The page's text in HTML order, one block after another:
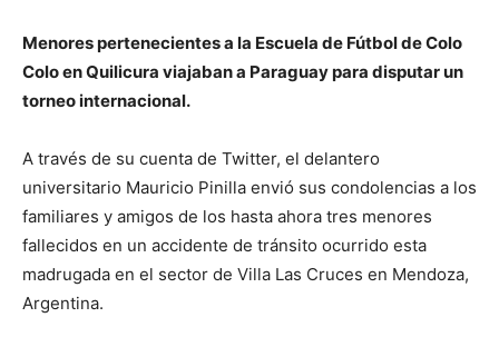
Menores pertenecientes a la Escuela de Fútbol de Colo
Colo en Quilicura viajaban a Paraguay para disputar un
torneo internacional.
A través de su cuenta de Twitter, el delantero
universitario Mauricio Pinilla envió sus condolencias a los
familiares y amigos de los hasta ahora tres menores
fallecidos en un accidente de tránsito ocurrido esta
madrugada en el sector de Villa Las Cruces en Mendoza,
Argentina.